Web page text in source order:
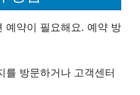
예약이 필요해요. 예약 방
를 방문하거나 고객센터